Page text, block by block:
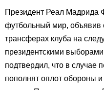
Президент Реал Мадрида
футбольный мир, объявив
трансферах клуба на
президентскими
подтвердил, что в случае
пополнят оплот обороны